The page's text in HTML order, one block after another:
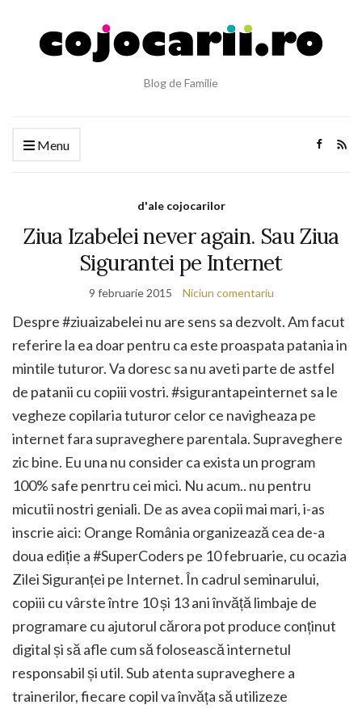
Blog de Familie
Menu
d'ale cojocarilor
Ziua Izabelei never again. Sau Ziua
Sigurantei pe Internet
9 februarie 2015 Niciun comentariu
Despre #ziuaizabelei nu are sens sa dezvolt. Am facut
referire la ea doar pentru ca este proaspata patania in
mintile tuturor. Va doresc sa nu aveti parte de astfel
de patanii cu copiii vostri. #sigurantapeinternet sa le
vegheze copilaria tuturor celor ce navigheaza pe
internet fara supraveghere parentala. Supraveghere
zic bine. Eu una nu consider ca exista un program
100% safe penrtru cei mici. Nu acum.. nu pentru
micutii nostri geniali. De as avea copii mai mari, i-as
inscrie aici: Orange România organizează cea de-a
doua ediție a #SuperCoders pe 10 februarie, cu ocazia
Zilei Siguranței pe Internet. În cadrul seminarului,
copiii cu vârste între 10 și 13 ani învăță limbaje de
programare cu ajutorul cărora pot produce conținut
digital și să afle cum să folosească internetul
responsabil și util. Sub atenta supraveghere a
trainerilor, fiecare copil va învăța să utilizeze